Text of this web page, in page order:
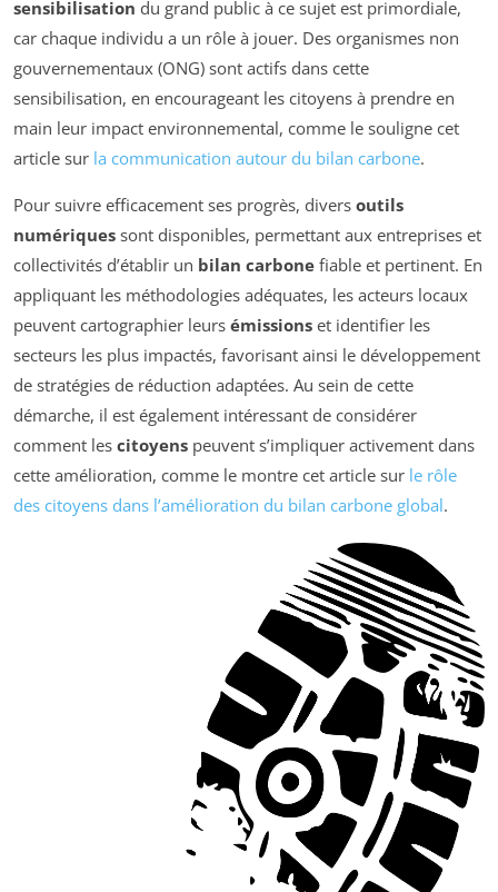
sensibilisation du grand public à ce sujet est primordiale,
car chaque individu a un rôle à jouer. Des organismes non
gouvernementaux (ONG) sont actifs dans cette
sensibilisation, en encourageant les citoyens à prendre en
main leur impact environnemental, comme le souligne cet
article sur la communication autour du bilan carbone.
Pour suivre efficacement ses progrès, divers outils
numériques sont disponibles, permettant aux entreprises et
collectivités d’établir un bilan carbone fiable et pertinent. En
appliquant les méthodologies adéquates, les acteurs locaux
peuvent cartographier leurs émissions et identifier les
secteurs les plus impactés, favorisant ainsi le développement
de stratégies de réduction adaptées. Au sein de cette
démarche, il est également intéressant de considérer
comment les citoyens peuvent s’impliquer activement dans
cette amélioration, comme le montre cet article sur le rôle
des citoyens dans l’amélioration du bilan carbone global.